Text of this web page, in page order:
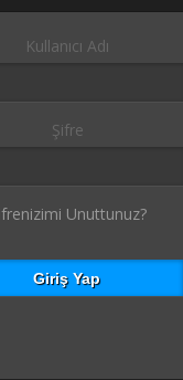
Kullanıcı Adı
Şifre
Unuttunuz?